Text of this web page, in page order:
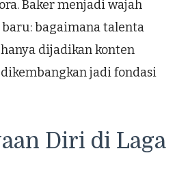
Baker menjadi wajah
bagaimana talenta
dijadikan konten
jadi fondasi
Diri di Laga